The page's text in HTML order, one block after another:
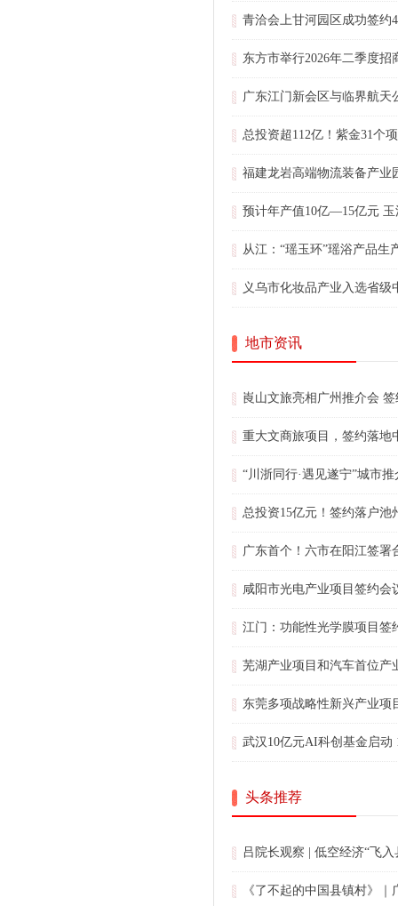
青洽会上甘河园区成功签约
东方市举行2026年二季度招
广东江门新会区与临界航天
总投资超112亿！紫金31个
福建龙岩高端物流装备产业
预计年产值10亿—15亿元
从江：“瑶玉环”瑶浴产品生
义乌市化妆品产业入选省级
地市资讯
崀山文旅亮相广州推介会
重大文商旅项目，签约落地
“川浙同行·遇见遂宁”城市
总投资15亿元！签约落户池
广东首个！六市在阳江签署
咸阳市光电产业项目签约会
江门：功能性光学膜项目签
芜湖产业项目和汽车首位产
东莞多项战略性新兴产业项
武汉10亿元AI科创基金启动
头条推荐
吕院长观察 | 低空经济“飞
《了不起的中国县镇村》